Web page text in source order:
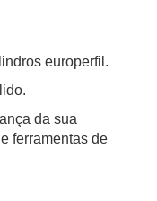
europerfil.
da sua
ferramentas de